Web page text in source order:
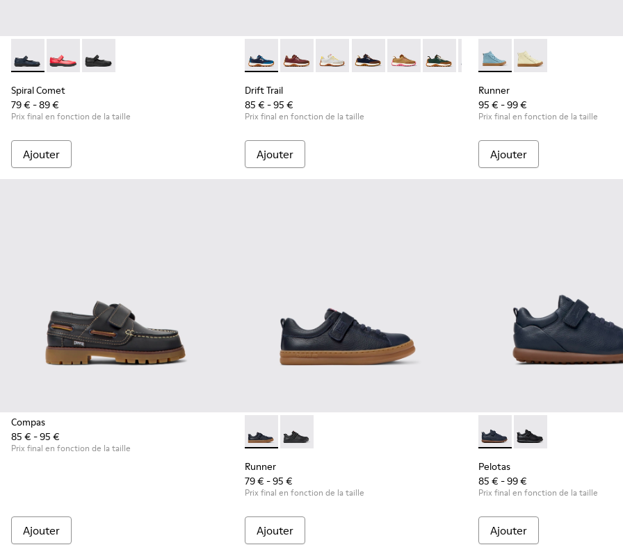
Spiral Comet - 80356-031 - Chaussures en cuir bleu pour enfants.
Spiral Comet - 80356-030
Spiral Comet - 80356-003
Spiral Comet
79 € - 89 €
Prix final en fonction de la taille
Ajouter
Drift Trail - K800548-032 - Baskets bleues en textile et cuir pour enfants.
Drift Trail - K800548-031
Drift Trail - K800548-029
Drift Trail - K800548-028 - Baskets multicolores en
Drift Trail - K800548-027
Drift Trail - K800548-025
Drift Trail - K800548-021
Drift Trail - K800548-020
Drift Trail -
Drift Trail
85 € - 95 €
Prix final en fonction de la taille
Ajouter
Runner - K900421-001 -
Runner - K900421-002
Runner
95 € - 99 €
Prix final en fonction de la taille
Ajouter
Compas
85 € - 95 €
Prix final en fonction de la taille
Ajouter
Runner - K800319-006 - Baskets bleues en cuir et textile pour enfants.
Runner - K800319-001
Runner
79 € - 95 €
Prix final en fonction de la taille
Ajouter
Pelotas - K800316-004 -
Pelotas - K800316-003
Pelotas
85 € - 99 €
Prix final en fonction de la taille
Ajouter